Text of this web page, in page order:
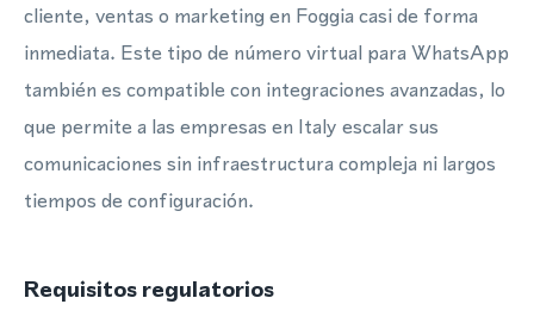
cliente, ventas o marketing en Foggia casi de forma
inmediata. Este tipo de número virtual para WhatsApp
también es compatible con integraciones avanzadas, lo
que permite a las empresas en Italy escalar sus
comunicaciones sin infraestructura compleja ni largos
tiempos de configuración.
Requisitos regulatorios